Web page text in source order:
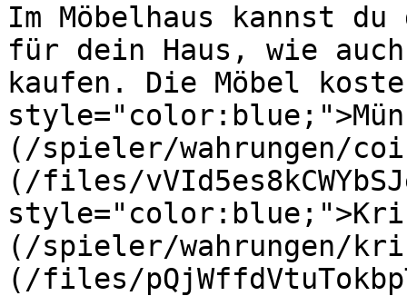
Im Möbelhaus kannst
für dein Haus, wie
kaufen. Die Möbel
(/spieler/wahrungen/
(/files/
(/spieler/wahrungen/
(/files/